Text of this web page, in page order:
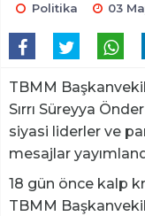
Politika 03
TBMM
Sırrı Süreyya
siyasi liderler ve
mesajlar
18 gün önce kalp
TBMM